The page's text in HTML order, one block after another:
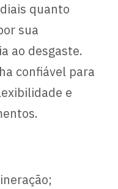
quanto
sua
ao desgaste.
confiável para
e